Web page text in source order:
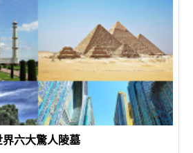
六大驚人陵墓